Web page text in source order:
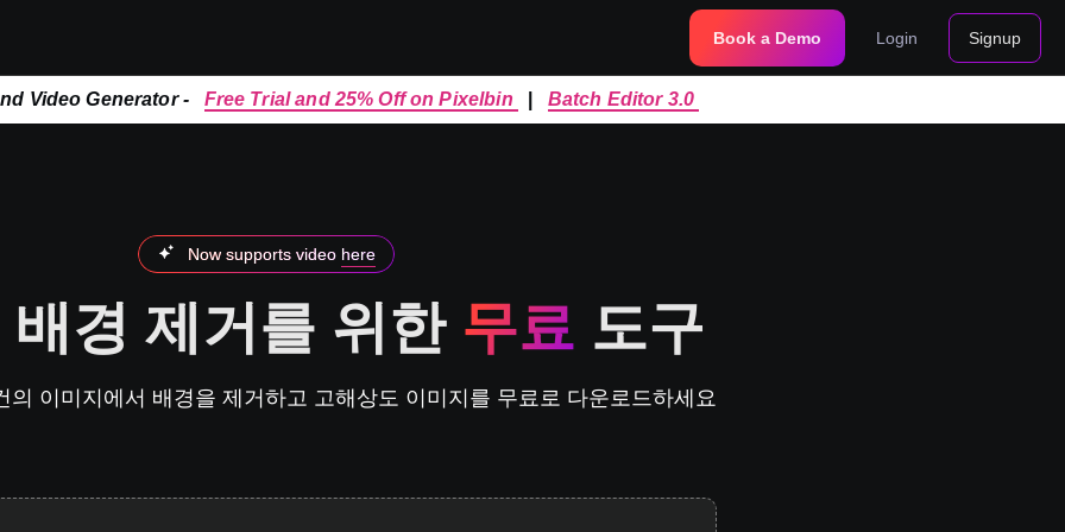
Book a Demo Login Signup
Video Generator - Free Trial and 25% Off on Pixelbin Batch Editor 3.0
Now supports video here
경 제거를 위한 무료 도구
의 이미지에서 배경을 제거하고 고해상도 이미지를 무료로 다운로드하세요